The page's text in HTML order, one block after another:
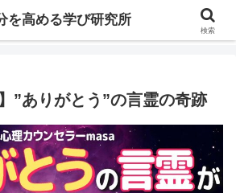
びについて研究し、セミナーや情報（ブログ、動
”ありがとう”の言霊の奇跡
を高める学び研究所
検索